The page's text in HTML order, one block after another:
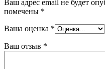
Ваш адрес email не будет
помечены *
Ваша оценка *
Ваш отзыв *